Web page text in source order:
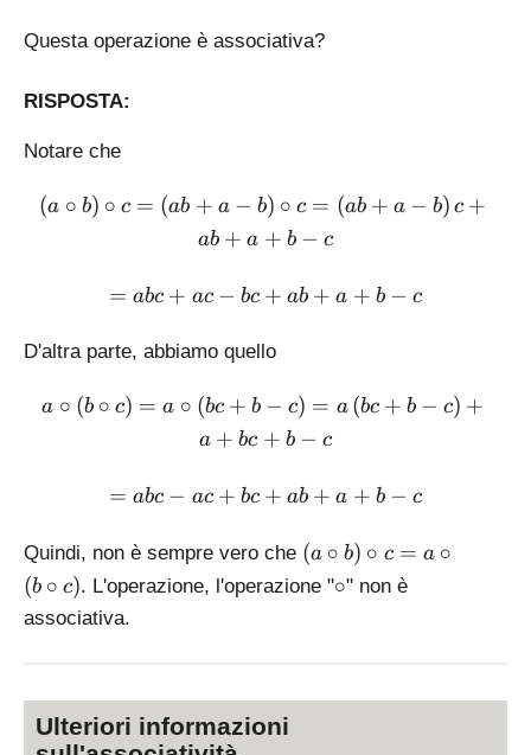
Questa operazione è associativa?
RISPOSTA:
Notare che
\left( a\circ b \right)\circ
(a ∘ b) ∘ c = (ab + a − b) ∘ c = (ab + a − b) c +
ab + a + b − c
= abc+ac-bc+ab+a+b-c
= abc + ac − bc + ab + a + b − c
D'altra parte, abbiamo quello
a\circ \left( b\circ c
a ∘ (b ∘ c) = a ∘ (bc + b − c) = a (bc + b − c) +
a + bc + b − c
= abc - ac + bc + ab + a
= abc − ac + bc + ab + a + b − c
Quindi, non è sempre vero che \l
ef
rc
(a ∘ b) ∘ c = a ∘
(b ∘ c). L'operazione, l'operazione "\
∘" non è
associativa.
Ulteriori informazioni